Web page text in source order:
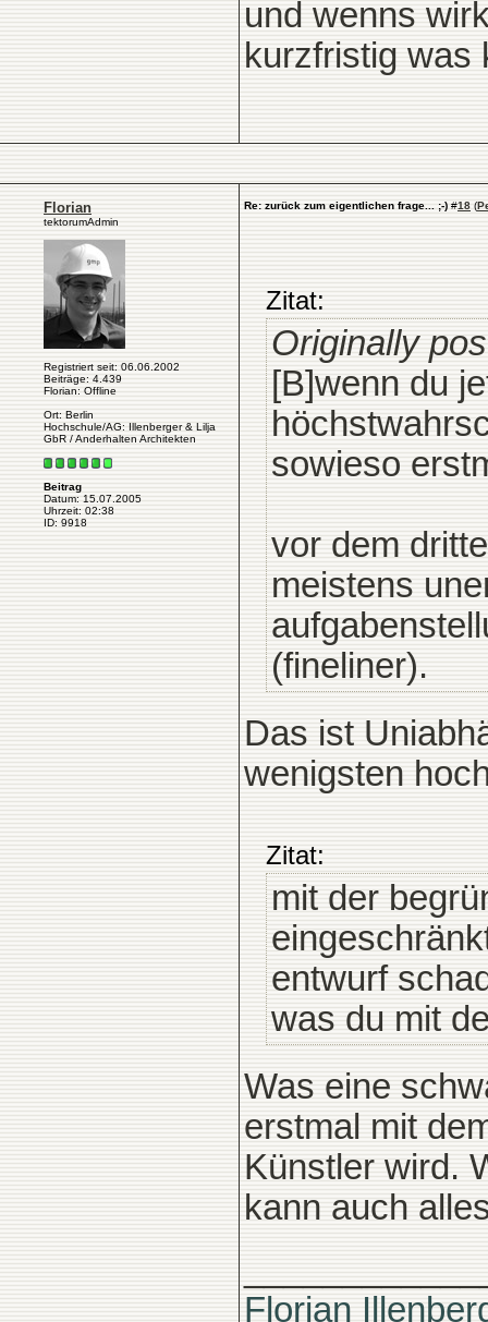
und wenns
kurzfristig was
Florian
tektorumAdmin
Registriert seit: 06.06.2002
Beiträge: 4.439
Florian: Offline
Ort: Berlin
Hochschule/AG: Illenberger & Lilja
GbR / Anderhalten Architekten
Beitrag
Datum: 15.07.2005
Uhrzeit: 02:38
ID: 9918
Re: zurück zum eigentlichen frage... ;-) #18 (
Zitat:
Originally
[B]wenn du
sowieso
vor dem
meistens
(fineliner).
Das ist
wenigsten
Zitat:
mit der
entwurf
was du mit
Was eine
erstmal mit
Künstler wird.
kann auch
Florian